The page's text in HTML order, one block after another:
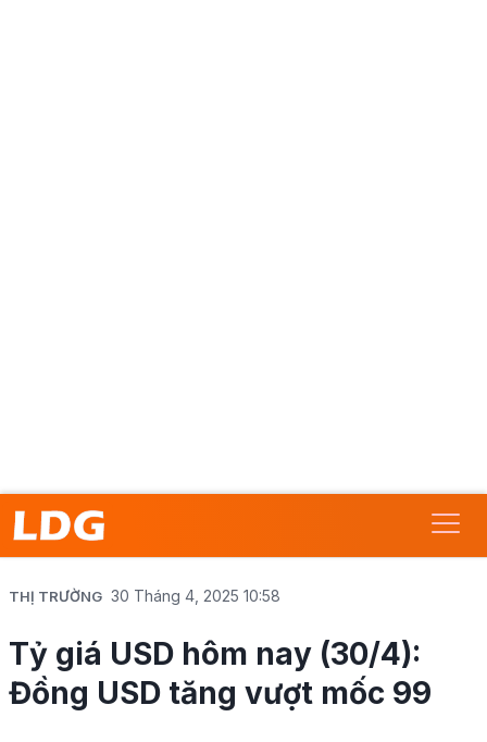
THỊ TRƯỜNG 30 Tháng 4, 2025 10:58
Tỷ giá USD hôm nay (30/4):
Đồng USD tăng vượt mốc 99